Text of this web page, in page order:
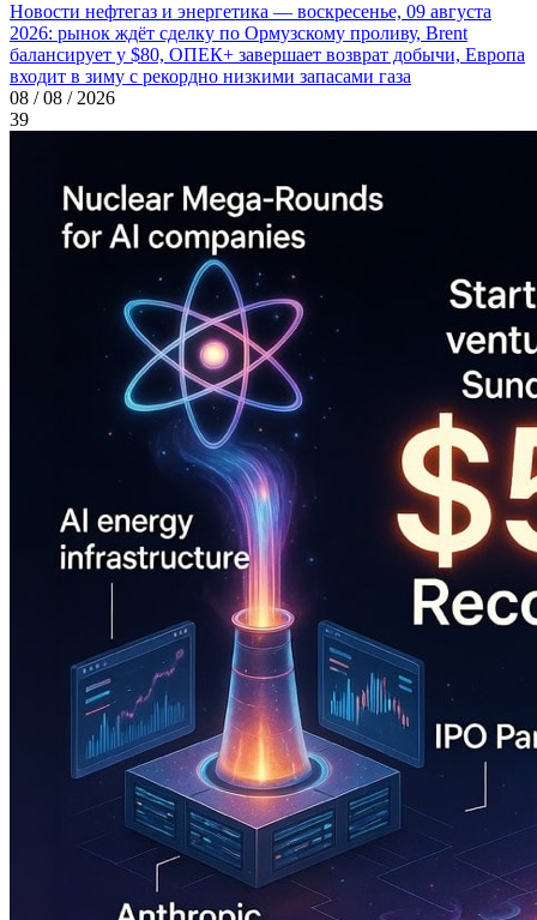
Новости нефтегаз и энергетика — воскресенье, 09 августа
2026: рынок ждёт сделку по Ормузскому проливу, Brent
балансирует у $80, ОПЕК+ завершает возврат добычи, Европа
входит в зиму с рекордно низкими запасами газа
08 / 08 / 2026
39